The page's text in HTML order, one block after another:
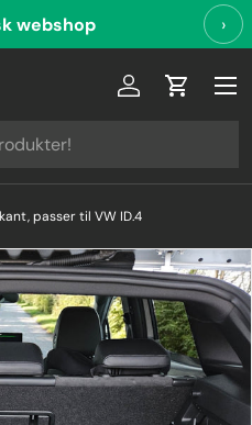
webshop ›
Log ind
passer til VW ID.4